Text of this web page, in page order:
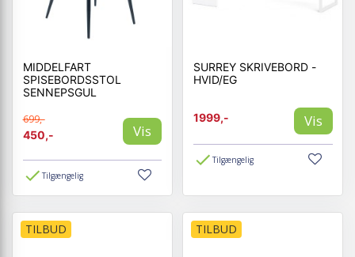
MIDDELFART
SPISEBORDSSTOL
SENNEPSGUL
699,-
450,-
Vis
Tilgængelig
SURREY SKRIVEBORD -
HVID/EG
1999,- Vis
Tilgængelig
TILBUD TILBUD